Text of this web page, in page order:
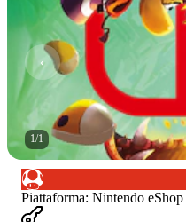
1/1
Piattaforma: Nintendo eShop